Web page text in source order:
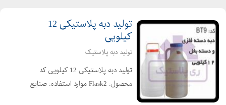
تولید دبه پلاستیکی 12
کیلویی
تولید دبه پلاستیک
تولید دبه پلاستیکی 12 کیلویی کد
محصول: Flask2 موارد استفاده: صنایع